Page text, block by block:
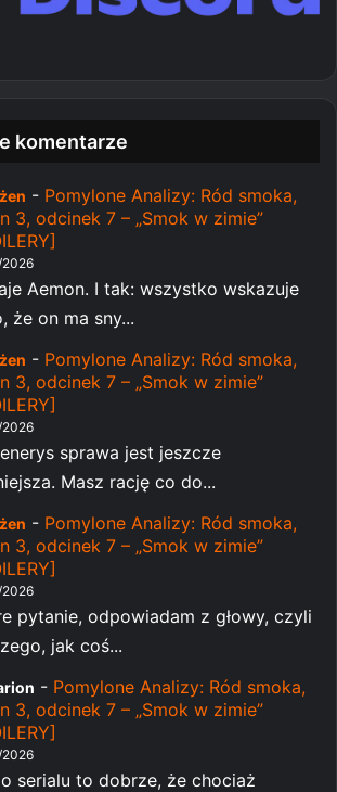
komentarze
- Pomylone Analizy: Ród smoka,
3, odcinek 7 – „Smok w zimie”
Aemon. I tak: wszystko wskazuje
że on ma sny...
- Pomylone Analizy: Ród smoka,
3, odcinek 7 – „Smok w zimie”
sprawa jest jeszcze
Masz rację co do...
- Pomylone Analizy: Ród smoka,
3, odcinek 7 – „Smok w zimie”
pytanie, odpowiadam z głowy, czyli
jak coś...
- Pomylone Analizy: Ród smoka,
3, odcinek 7 – „Smok w zimie”
serialu to dobrze, że chociaż